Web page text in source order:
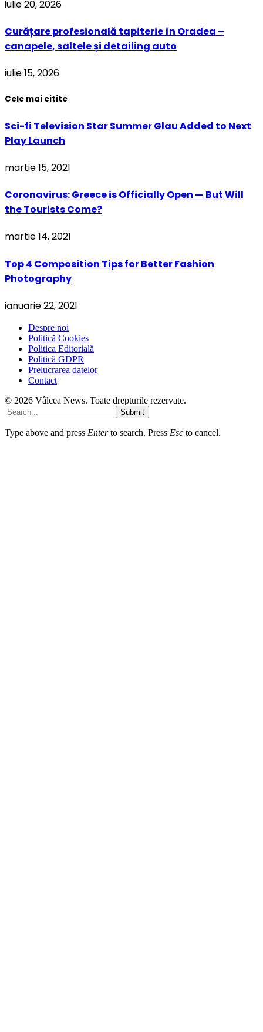
iulie 20, 2026
Curățare profesională tapiterie în Oradea –
canapele, saltele și detailing auto
iulie 15, 2026
Cele mai citite
Sci-fi Television Star Summer Glau Added to Next
Play Launch
martie 15, 2021
Coronavirus: Greece is Officially Open — But Will
the Tourists Come?
martie 14, 2021
Top 4 Composition Tips for Better Fashion
Photography
ianuarie 22, 2021
Despre noi
Politică Cookies
Politica Editorială
Politică GDPR
Prelucrarea datelor
Contact
© 2026 Vâlcea News. Toate drepturile rezervate.
Submit
Type above and press Enterto search. Press Esc to cancel.